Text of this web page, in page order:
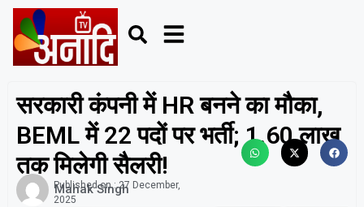
सरकारी कंपनी में HR बनने का मौका,
BEML में 22 पदों पर भर्ती; 1.60 लाख
तक मिलेगी सैलरी!
Mahak Singh
Published on : 27 December,
2025